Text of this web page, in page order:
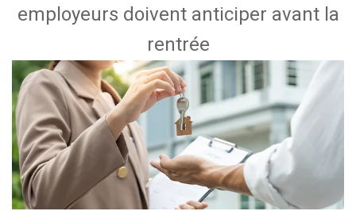
employeurs doivent anticiper avant la
rentrée